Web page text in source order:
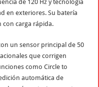
de 120 Hz y tecnología
en exteriores. Su batería
con carga rápida.
un sensor principal de 50
que corrigen
como Circle to
automática de